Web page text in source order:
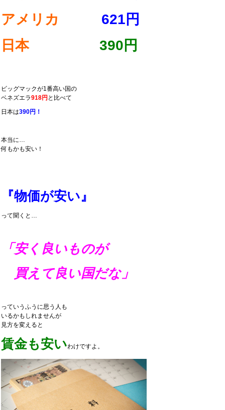
アメリカ
621円
日本
390円
ビッグマックが1番高い国の
ベネズエラ918円 と比べて
日本は390円！
本当に…
何もかも安い！
『物価が安い』
って聞くと…
「安く良いものが
買えて良い国だな」
っていうふうに思う人も
いるかもしれませんが
見方を変えると
賃金も安いわけですよ。